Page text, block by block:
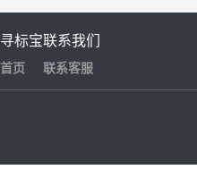
寻标宝
首页
联系我们
联系客服